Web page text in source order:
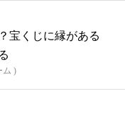
宝くじに縁がある
ム )